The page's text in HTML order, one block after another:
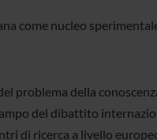
come nucleo
problema della
del dibattito
di ricerca a livello